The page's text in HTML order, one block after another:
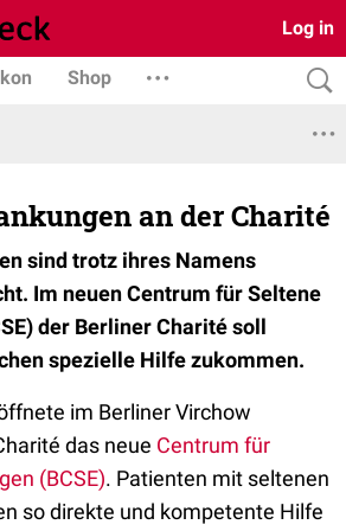
Log in
Shop
an der Charité
sind trotz ihres Namens
Im neuen Centrum für Seltene
der Berliner Charité soll
spezielle Hilfe zukommen.
im Berliner Virchow
das neue Centrum für
(BCSE). Patienten mit seltenen
so direkte und kompetente Hilfe